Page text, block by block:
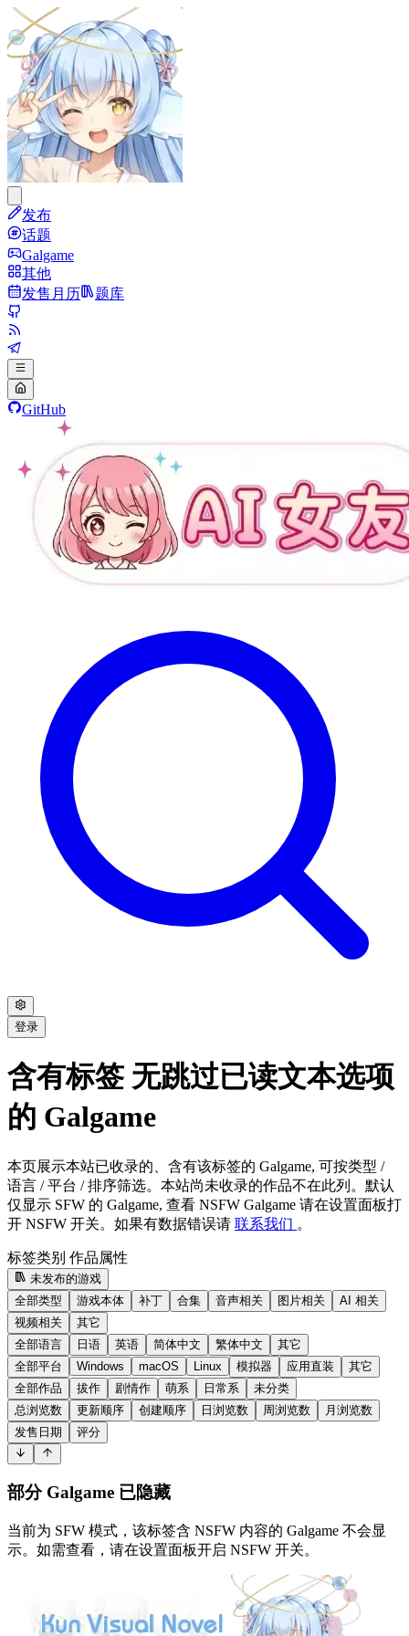
发布
话题
Galgame
其他
发售月历
题库
GitHub
登录
含有标签 无跳过已读文本选项
的 Galgame
本页展示本站已收录的、含有该标签的 Galgame, 可按类型 /
语言 / 平台 / 排序筛选。本站尚未收录的作品不在此列。默认
仅显示 SFW 的 Galgame, 查看 NSFW Galgame 请在设置面板打
开 NSFW 开关。如果有数据错误请 联系我们 。
标签类别 作品属性
未发布的游戏
全部类型
游戏本体 补丁 合集 音声相关 图片相关
AI 相关
视频相关
其它
全部语言
日语 英语 简体中文 繁体中文
其它
全部平台
Windows macOS Linux 模拟器 应用直装
其它
全部作品
拔作 剧情作 萌系 日常系
未分类
总浏览数
更新顺序 创建顺序 日浏览数 周浏览数
月浏览数
发售日期
评分
部分 Galgame 已隐藏
当前为 SFW 模式，该标签含 NSFW 内容的 Galgame 不会显
示。如需查看，请在设置面板开启 NSFW 开关。